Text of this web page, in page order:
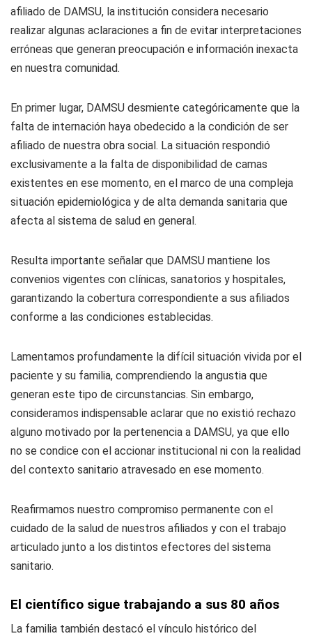
afiliado de DAMSU, la institución considera necesario
realizar algunas aclaraciones a fin de evitar interpretaciones
erróneas que generan preocupación e información inexacta
en nuestra comunidad.
En primer lugar, DAMSU desmiente categóricamente que la
falta de internación haya obedecido a la condición de ser
afiliado de nuestra obra social. La situación respondió
exclusivamente a la falta de disponibilidad de camas
existentes en ese momento, en el marco de una compleja
situación epidemiológica y de alta demanda sanitaria que
afecta al sistema de salud en general.
Resulta importante señalar que DAMSU mantiene los
convenios vigentes con clínicas, sanatorios y hospitales,
garantizando la cobertura correspondiente a sus afiliados
conforme a las condiciones establecidas.
Lamentamos profundamente la difícil situación vivida por el
paciente y su familia, comprendiendo la angustia que
generan este tipo de circunstancias. Sin embargo,
consideramos indispensable aclarar que no existió rechazo
alguno motivado por la pertenencia a DAMSU, ya que ello
no se condice con el accionar institucional ni con la realidad
del contexto sanitario atravesado en ese momento.
Reafirmamos nuestro compromiso permanente con el
cuidado de la salud de nuestros afiliados y con el trabajo
articulado junto a los distintos efectores del sistema
sanitario.
El científico sigue trabajando a sus 80 años
La familia también destacó el vínculo histórico del